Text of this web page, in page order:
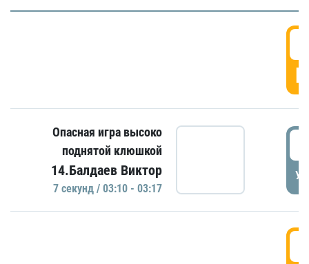
Опасная игра высоко
поднятой клюшкой
14.Балдаев Виктор
7 секунд / 03:10 - 03:17